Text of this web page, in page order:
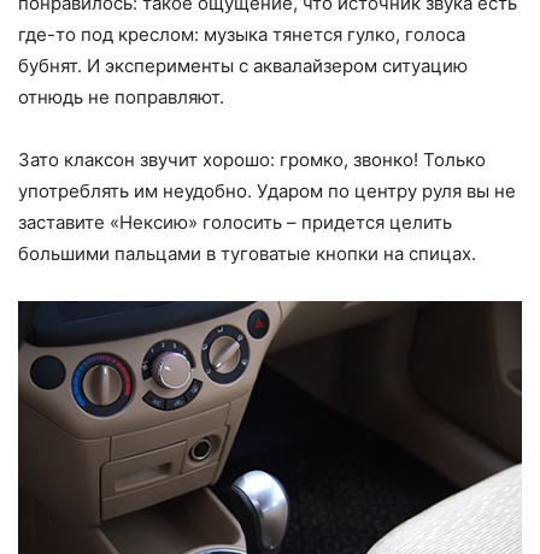
где-то под креслом: музыка тянется гулко, голоса
бубнят. И эксперименты с аквалайзером ситуацию
отнюдь не поправляют.
Зато клаксон звучит хорошо: громко, звонко! Только
употреблять им неудобно. Ударом по центру руля вы не
заставите «Нексию» голосить – придется целить
большими пальцами в туговатые кнопки на спицах.